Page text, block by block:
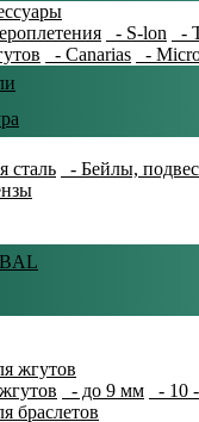
- S-lon -
- Canarias -
сталь
- Бейлы,
- до 9 мм - 10